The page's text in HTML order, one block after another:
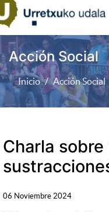
Acción Social
Inicio Acción Social
Charla
06 Noviembre 2024